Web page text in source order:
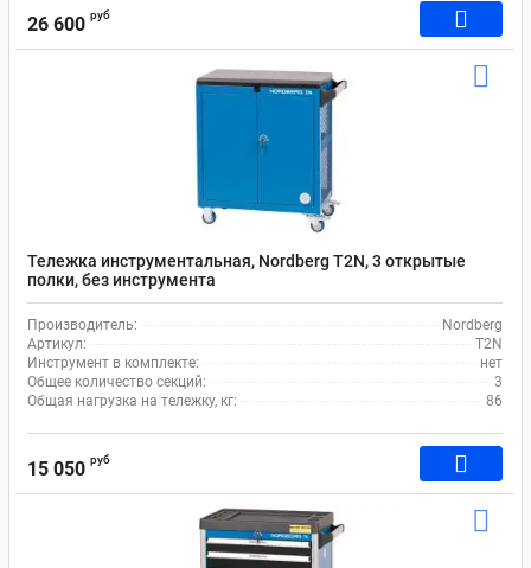
26 600 руб
Тележка инструментальная, Nordberg T2N, 3 открытые
полки, без инструмента
Производитель:
Nordberg
Артикул:
T2N
Инструмент в комплекте:
нет
Общее количество секций:
3
Общая нагрузка на тележку, кг:
86
15 050 руб